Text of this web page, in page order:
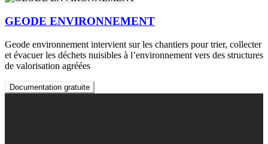
GEODE ENVIRONNEMENT
Geode environnement intervient sur les chantiers pour trier, collecter
et évacuer les déchets nuisibles à l’environnement vers des structures
de valorisation agréées
Documentation gratuite